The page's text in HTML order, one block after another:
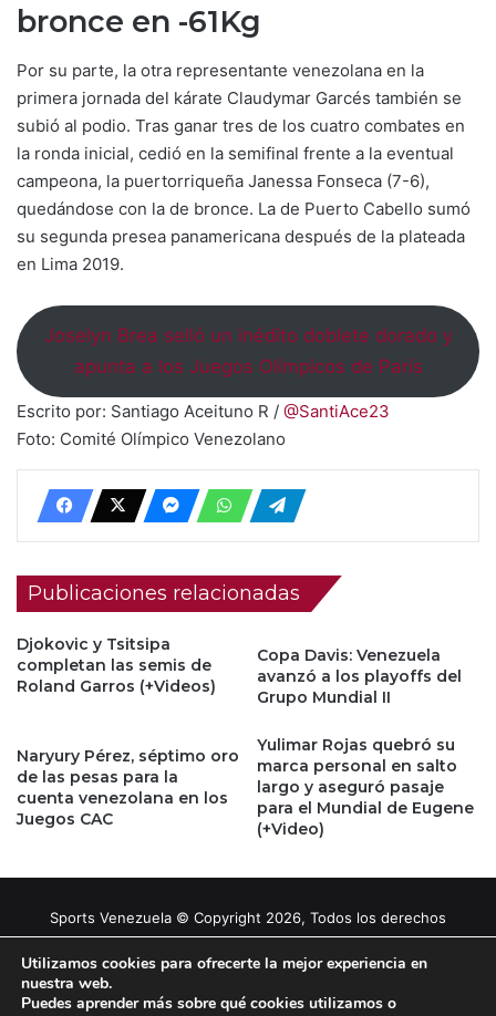
bronce en -61Kg
Por su parte, la otra representante venezolana en la
primera jornada del kárate Claudymar Garcés también se
subió al podio. Tras ganar tres de los cuatro combates en
la ronda inicial, cedió en la semifinal frente a la eventual
campeona, la puertorriqueña Janessa Fonseca (7-6),
quedándose con la de bronce. La de Puerto Cabello sumó
su segunda presea panamericana después de la plateada
en Lima 2019.
Joselyn Brea selló un inédito doblete dorado y
apunta a los Juegos Olímpicos de París
Escrito por: Santiago Aceituno R / @SantiAce23
Foto: Comité Olímpico Venezolano
Publicaciones relacionadas
Djokovic y Tsitsipa
completan las semis de
Roland Garros (+Videos)
Copa Davis: Venezuela
avanzó a los playoffs del
Grupo Mundial II
Naryury Pérez, séptimo oro
de las pesas para la
cuenta venezolana en los
Juegos CAC
Yulimar Rojas quebró su
marca personal en salto
largo y aseguró pasaje
para el Mundial de Eugene
(+Video)
Sports Venezuela © Copyright 2026, Todos los derechos
Facebook
X YouTubeInstagram
Utilizamos cookies para ofrecerte la mejor experiencia en
nuestra web.
Puedes aprender más sobre qué cookies utilizamos o